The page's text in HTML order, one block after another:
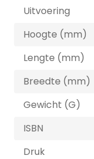
Uitvoering
Hoogte (mm)
Lengte (mm)
Breedte (mm)
Gewicht (G)
ISBN
Druk